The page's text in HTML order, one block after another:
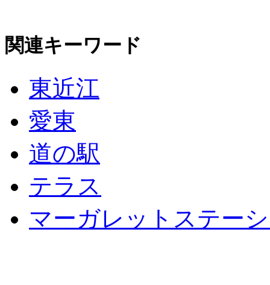
関連キーワード
東近江
愛東
道の駅
テラス
マーガレットステー